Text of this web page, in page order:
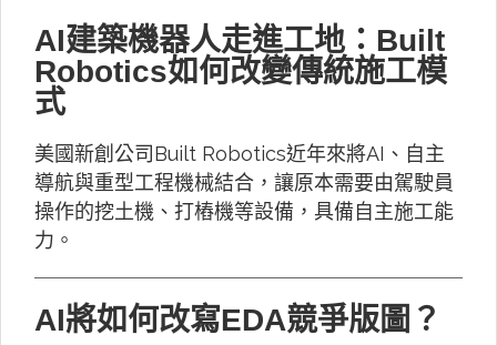
AI建築機器人走進工地：Built
Robotics如何改變傳統施工模
式
美國新創公司Built Robotics近年來將AI、自主
導航與重型工程機械結合，讓原本需要由駕駛員
操作的挖土機、打樁機等設備，具備自主施工能
力。
AI將如何改寫EDA競爭版圖？